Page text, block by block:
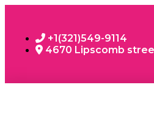
+1(321)549-9114
4670 Lipscomb